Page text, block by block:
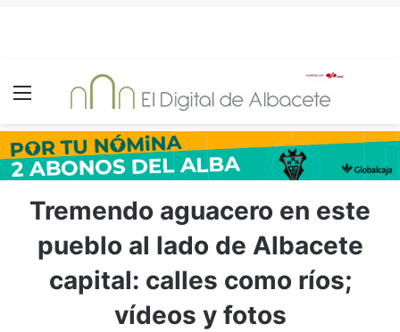
Menú
Tremendo aguacero en este
pueblo al lado de Albacete
capital: calles como ríos;
vídeos y fotos